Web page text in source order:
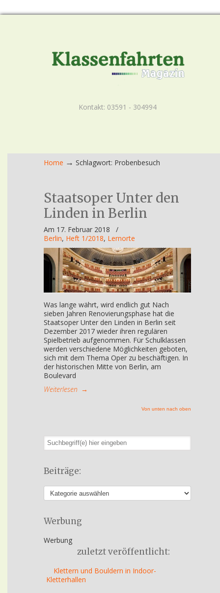
Kontakt: 03591 - 304994
Home → Schlagwort: Probenbesuch
Staatsoper Unter den
Linden in Berlin
Am 17. Februar 2018
/
Berlin, Heft 1/2018, Lernorte
Was lange währt, wird endlich gut Nach
sieben Jahren Renovierungsphase hat die
Staatsoper Unter den Linden in Berlin seit
Dezember 2017 wieder ihren regulären
Spielbetrieb aufgenommen. Für Schulklassen
werden verschiedene Möglichkeiten geboten,
sich mit dem Thema Oper zu beschäftigen. In
der historischen Mitte von Berlin, am
Boulevard
Weiterlesen →
Von unten nach oben
Beiträge:
Werbung
Werbung
zuletzt veröffentlicht:
Klettern und Bouldern in Indoor-
Kletterhallen